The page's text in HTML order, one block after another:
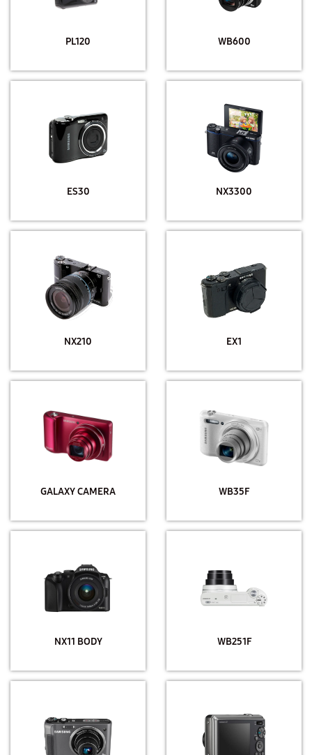
PL120 WB600
ES30 NX3300
NX210 EX1
GALAXY CAMERA WB35F
NX11 BODY WB251F